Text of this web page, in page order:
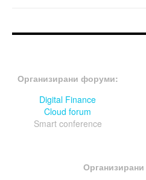
Организирани форуми:
Digital Finance
Cloud forum
Smart conference